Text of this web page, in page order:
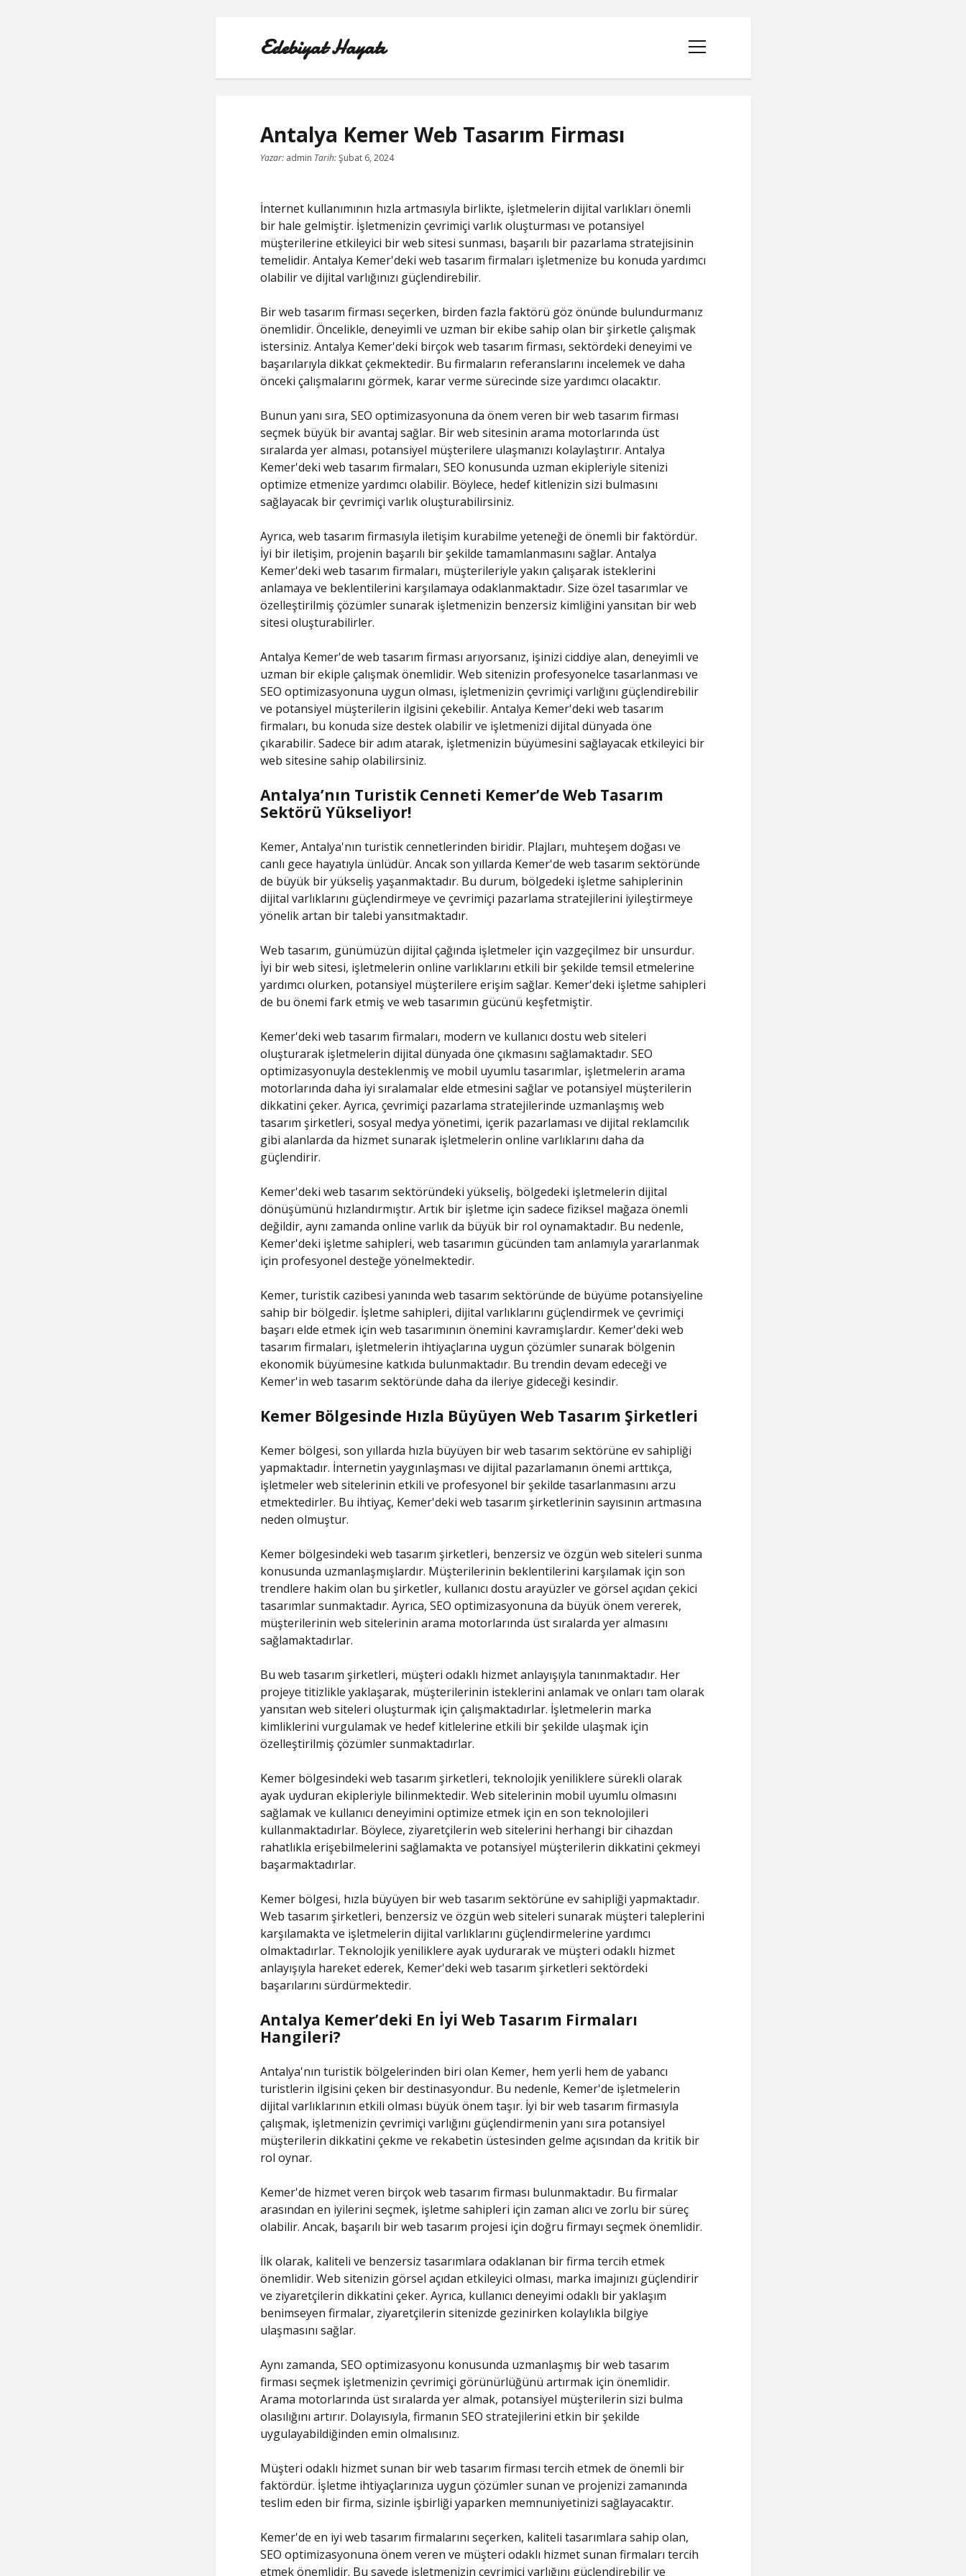
Edebiyat Hayatı
menüyü
aç
INSTAGRAM BEĞENI KASMA HILESI
SAYFA LISTESI
SHORTS ABONE KASMA HILESI PARASIZ
Antalya Kemer Web Tasarım Firması
Yazar:admin Tarih:Şubat 6, 2024
İnternet kullanımının hızla artmasıyla birlikte, işletmelerin dijital varlıkları önemli
bir hale gelmiştir. İşletmenizin çevrimiçi varlık oluşturması ve potansiyel
müşterilerine etkileyici bir web sitesi sunması, başarılı bir pazarlama stratejisinin
temelidir. Antalya Kemer'deki web tasarım firmaları işletmenize bu konuda yardımcı
olabilir ve dijital varlığınızı güçlendirebilir.
Bir web tasarım firması seçerken, birden fazla faktörü göz önünde bulundurmanız
önemlidir. Öncelikle, deneyimli ve uzman bir ekibe sahip olan bir şirketle çalışmak
istersiniz. Antalya Kemer'deki birçok web tasarım firması, sektördeki deneyimi ve
başarılarıyla dikkat çekmektedir. Bu firmaların referanslarını incelemek ve daha
önceki çalışmalarını görmek, karar verme sürecinde size yardımcı olacaktır.
Bunun yanı sıra, SEO optimizasyonuna da önem veren bir web tasarım firması
seçmek büyük bir avantaj sağlar. Bir web sitesinin arama motorlarında üst
sıralarda yer alması, potansiyel müşterilere ulaşmanızı kolaylaştırır. Antalya
Kemer'deki web tasarım firmaları, SEO konusunda uzman ekipleriyle sitenizi
optimize etmenize yardımcı olabilir. Böylece, hedef kitlenizin sizi bulmasını
sağlayacak bir çevrimiçi varlık oluşturabilirsiniz.
Ayrıca, web tasarım firmasıyla iletişim kurabilme yeteneği de önemli bir faktördür.
İyi bir iletişim, projenin başarılı bir şekilde tamamlanmasını sağlar. Antalya
Kemer'deki web tasarım firmaları, müşterileriyle yakın çalışarak isteklerini
anlamaya ve beklentilerini karşılamaya odaklanmaktadır. Size özel tasarımlar ve
özelleştirilmiş çözümler sunarak işletmenizin benzersiz kimliğini yansıtan bir web
sitesi oluşturabilirler.
Antalya Kemer'de web tasarım firması arıyorsanız, işinizi ciddiye alan, deneyimli ve
uzman bir ekiple çalışmak önemlidir. Web sitenizin profesyonelce tasarlanması ve
SEO optimizasyonuna uygun olması, işletmenizin çevrimiçi varlığını güçlendirebilir
ve potansiyel müşterilerin ilgisini çekebilir. Antalya Kemer'deki web tasarım
firmaları, bu konuda size destek olabilir ve işletmenizi dijital dünyada öne
çıkarabilir. Sadece bir adım atarak, işletmenizin büyümesini sağlayacak etkileyici bir
web sitesine sahip olabilirsiniz.
Antalya’nın Turistik Cenneti Kemer’de Web Tasarım
Sektörü Yükseliyor!
Kemer, Antalya'nın turistik cennetlerinden biridir. Plajları, muhteşem doğası ve
canlı gece hayatıyla ünlüdür. Ancak son yıllarda Kemer'de web tasarım sektöründe
de büyük bir yükseliş yaşanmaktadır. Bu durum, bölgedeki işletme sahiplerinin
dijital varlıklarını güçlendirmeye ve çevrimiçi pazarlama stratejilerini iyileştirmeye
yönelik artan bir talebi yansıtmaktadır.
Web tasarım, günümüzün dijital çağında işletmeler için vazgeçilmez bir unsurdur.
İyi bir web sitesi, işletmelerin online varlıklarını etkili bir şekilde temsil etmelerine
yardımcı olurken, potansiyel müşterilere erişim sağlar. Kemer'deki işletme sahipleri
de bu önemi fark etmiş ve web tasarımın gücünü keşfetmiştir.
Kemer'deki web tasarım firmaları, modern ve kullanıcı dostu web siteleri
oluşturarak işletmelerin dijital dünyada öne çıkmasını sağlamaktadır. SEO
optimizasyonuyla desteklenmiş ve mobil uyumlu tasarımlar, işletmelerin arama
motorlarında daha iyi sıralamalar elde etmesini sağlar ve potansiyel müşterilerin
dikkatini çeker. Ayrıca, çevrimiçi pazarlama stratejilerinde uzmanlaşmış web
tasarım şirketleri, sosyal medya yönetimi, içerik pazarlaması ve dijital reklamcılık
gibi alanlarda da hizmet sunarak işletmelerin online varlıklarını daha da
güçlendirir.
Kemer'deki web tasarım sektöründeki yükseliş, bölgedeki işletmelerin dijital
dönüşümünü hızlandırmıştır. Artık bir işletme için sadece fiziksel mağaza önemli
değildir, aynı zamanda online varlık da büyük bir rol oynamaktadır. Bu nedenle,
Kemer'deki işletme sahipleri, web tasarımın gücünden tam anlamıyla yararlanmak
için profesyonel desteğe yönelmektedir.
Kemer, turistik cazibesi yanında web tasarım sektöründe de büyüme potansiyeline
sahip bir bölgedir. İşletme sahipleri, dijital varlıklarını güçlendirmek ve çevrimiçi
başarı elde etmek için web tasarımının önemini kavramışlardır. Kemer'deki web
tasarım firmaları, işletmelerin ihtiyaçlarına uygun çözümler sunarak bölgenin
ekonomik büyümesine katkıda bulunmaktadır. Bu trendin devam edeceği ve
Kemer'in web tasarım sektöründe daha da ileriye gideceği kesindir.
Kemer Bölgesinde Hızla Büyüyen Web Tasarım Şirketleri
Kemer bölgesi, son yıllarda hızla büyüyen bir web tasarım sektörüne ev sahipliği
yapmaktadır. İnternetin yaygınlaşması ve dijital pazarlamanın önemi arttıkça,
işletmeler web sitelerinin etkili ve profesyonel bir şekilde tasarlanmasını arzu
etmektedirler. Bu ihtiyaç, Kemer'deki web tasarım şirketlerinin sayısının artmasına
neden olmuştur.
Kemer bölgesindeki web tasarım şirketleri, benzersiz ve özgün web siteleri sunma
konusunda uzmanlaşmışlardır. Müşterilerinin beklentilerini karşılamak için son
trendlere hakim olan bu şirketler, kullanıcı dostu arayüzler ve görsel açıdan çekici
tasarımlar sunmaktadır. Ayrıca, SEO optimizasyonuna da büyük önem vererek,
müşterilerinin web sitelerinin arama motorlarında üst sıralarda yer almasını
sağlamaktadırlar.
Bu web tasarım şirketleri, müşteri odaklı hizmet anlayışıyla tanınmaktadır. Her
projeye titizlikle yaklaşarak, müşterilerinin isteklerini anlamak ve onları tam olarak
yansıtan web siteleri oluşturmak için çalışmaktadırlar. İşletmelerin marka
kimliklerini vurgulamak ve hedef kitlelerine etkili bir şekilde ulaşmak için
özelleştirilmiş çözümler sunmaktadırlar.
Kemer bölgesindeki web tasarım şirketleri, teknolojik yeniliklere sürekli olarak
ayak uyduran ekipleriyle bilinmektedir. Web sitelerinin mobil uyumlu olmasını
sağlamak ve kullanıcı deneyimini optimize etmek için en son teknolojileri
kullanmaktadırlar. Böylece, ziyaretçilerin web sitelerini herhangi bir cihazdan
rahatlıkla erişebilmelerini sağlamakta ve potansiyel müşterilerin dikkatini çekmeyi
başarmaktadırlar.
Kemer bölgesi, hızla büyüyen bir web tasarım sektörüne ev sahipliği yapmaktadır.
Web tasarım şirketleri, benzersiz ve özgün web siteleri sunarak müşteri taleplerini
karşılamakta ve işletmelerin dijital varlıklarını güçlendirmelerine yardımcı
olmaktadırlar. Teknolojik yeniliklere ayak uydurarak ve müşteri odaklı hizmet
anlayışıyla hareket ederek, Kemer'deki web tasarım şirketleri sektördeki
başarılarını sürdürmektedir.
Antalya Kemer’deki En İyi Web Tasarım Firmaları
Hangileri?
Antalya'nın turistik bölgelerinden biri olan Kemer, hem yerli hem de yabancı
turistlerin ilgisini çeken bir destinasyondur. Bu nedenle, Kemer'de işletmelerin
dijital varlıklarının etkili olması büyük önem taşır. İyi bir web tasarım firmasıyla
çalışmak, işletmenizin çevrimiçi varlığını güçlendirmenin yanı sıra potansiyel
müşterilerin dikkatini çekme ve rekabetin üstesinden gelme açısından da kritik bir
rol oynar.
Kemer'de hizmet veren birçok web tasarım firması bulunmaktadır. Bu firmalar
arasından en iyilerini seçmek, işletme sahipleri için zaman alıcı ve zorlu bir süreç
olabilir. Ancak, başarılı bir web tasarım projesi için doğru firmayı seçmek önemlidir.
İlk olarak, kaliteli ve benzersiz tasarımlara odaklanan bir firma tercih etmek
önemlidir. Web sitenizin görsel açıdan etkileyici olması, marka imajınızı güçlendirir
ve ziyaretçilerin dikkatini çeker. Ayrıca, kullanıcı deneyimi odaklı bir yaklaşım
benimseyen firmalar, ziyaretçilerin sitenizde gezinirken kolaylıkla bilgiye
ulaşmasını sağlar.
Aynı zamanda, SEO optimizasyonu konusunda uzmanlaşmış bir web tasarım
firması seçmek işletmenizin çevrimiçi görünürlüğünü artırmak için önemlidir.
Arama motorlarında üst sıralarda yer almak, potansiyel müşterilerin sizi bulma
olasılığını artırır. Dolayısıyla, firmanın SEO stratejilerini etkin bir şekilde
uygulayabildiğinden emin olmalısınız.
Müşteri odaklı hizmet sunan bir web tasarım firması tercih etmek de önemli bir
faktördür. İşletme ihtiyaçlarınıza uygun çözümler sunan ve projenizi zamanında
teslim eden bir firma, sizinle işbirliği yaparken memnuniyetinizi sağlayacaktır.
Kemer'de en iyi web tasarım firmalarını seçerken, kaliteli tasarımlara sahip olan,
SEO optimizasyonuna önem veren ve müşteri odaklı hizmet sunan firmaları tercih
etmek önemlidir. Bu sayede işletmenizin çevrimiçi varlığını güçlendirebilir ve